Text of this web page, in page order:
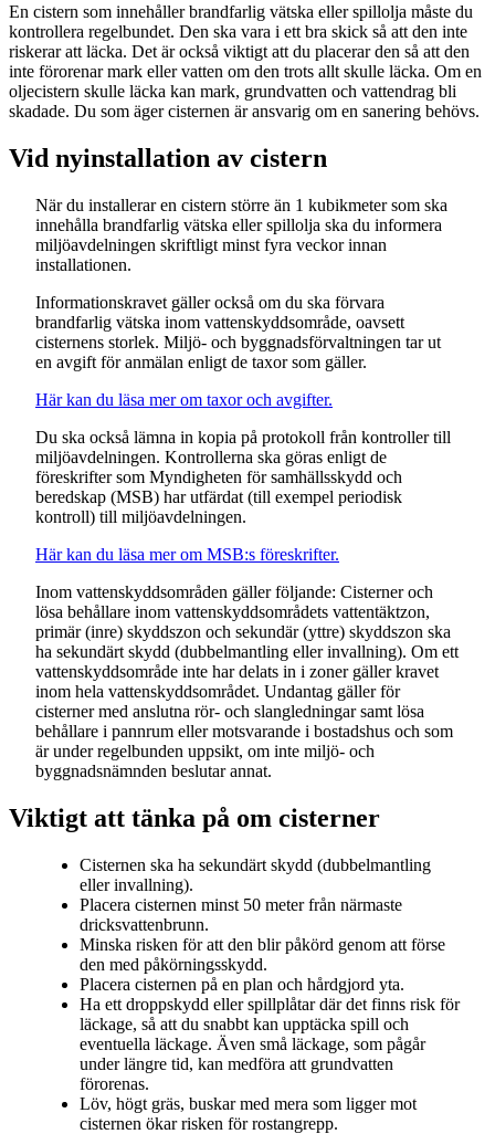
En cistern som innehåller brandfarlig vätska eller spillolja måste du
kontrollera regelbundet. Den ska vara i ett bra skick så att den inte
riskerar att läcka. Det är också viktigt att du placerar den så att den
inte förorenar mark eller vatten om den trots allt skulle läcka. Om en
oljecistern skulle läcka kan mark, grundvatten och vattendrag bli
skadade. Du som äger cisternen är ansvarig om en sanering behövs.
Vid nyinstallation av cistern
När du installerar en cistern större än 1 kubikmeter som ska
innehålla brandfarlig vätska eller spillolja ska du informera
miljöavdelningen skriftligt minst fyra veckor innan
installationen.
Informationskravet gäller också om du ska förvara
brandfarlig vätska inom vattenskyddsområde, oavsett
cisternens storlek. Miljö- och byggnadsförvaltningen tar ut
en avgift för anmälan enligt de taxor som gäller.
Här kan du läsa mer om taxor och avgifter.
Du ska också lämna in kopia på protokoll från kontroller till
miljöavdelningen. Kontrollerna ska göras enligt de
föreskrifter som Myndigheten för samhällsskydd och
beredskap (MSB) har utfärdat (till exempel periodisk
kontroll) till miljöavdelningen.
Här kan du läsa mer om MSB:s föreskrifter.
Inom vattenskyddsområden gäller följande: Cisterner och
lösa behållare inom vattenskyddsområdets vattentäktzon,
primär (inre) skyddszon och sekundär (yttre) skyddszon ska
ha sekundärt skydd (dubbelmantling eller invallning). Om ett
vattenskyddsområde inte har delats in i zoner gäller kravet
inom hela vattenskyddsområdet. Undantag gäller för
cisterner med anslutna rör- och slangledningar samt lösa
behållare i pannrum eller motsvarande i bostadshus och som
är under regelbunden uppsikt, om inte miljö- och
byggnadsnämnden beslutar annat.
Viktigt att tänka på om cisterner
Cisternen ska ha sekundärt skydd (dubbelmantling
eller invallning).
Placera cisternen minst 50 meter från närmaste
dricksvattenbrunn.
Minska risken för att den blir påkörd genom att förse
den med påkörningsskydd.
Placera cisternen på en plan och hårdgjord yta.
Ha ett droppskydd eller spillplåtar där det finns risk för
läckage, så att du snabbt kan upptäcka spill och
eventuella läckage. Även små läckage, som pågår
under längre tid, kan medföra att grundvatten
förorenas.
Löv, högt gräs, buskar med mera som ligger mot
cisternen ökar risken för rostangrepp.